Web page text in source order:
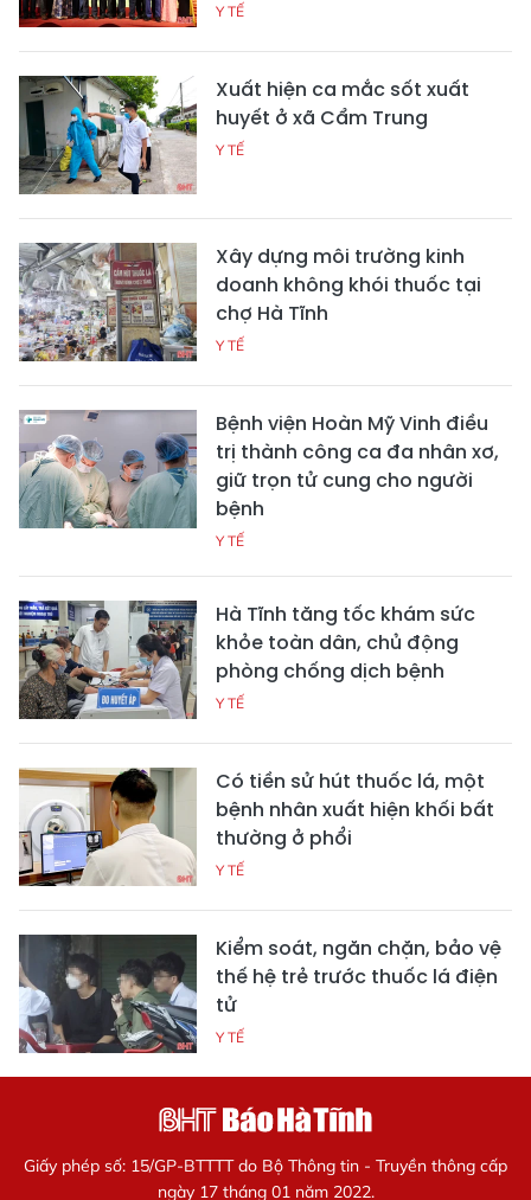
Y TẾ
Xuất hiện ca mắc sốt xuất
huyết ở xã Cẩm Trung
Y TẾ
Xây dựng môi trường kinh
doanh không khói thuốc tại
chợ Hà Tĩnh
Y TẾ
Bệnh viện Hoàn Mỹ Vinh điều
trị thành công ca đa nhân xơ,
giữ trọn tử cung cho người
bệnh
Y TẾ
Hà Tĩnh tăng tốc khám sức
khỏe toàn dân, chủ động
phòng chống dịch bệnh
Y TẾ
Có tiền sử hút thuốc lá, một
bệnh nhân xuất hiện khối bất
thường ở phổi
Y TẾ
Kiểm soát, ngăn chặn, bảo vệ
thế hệ trẻ trước thuốc lá điện
tử
Y TẾ
Giấy phép số: 15/GP-BTTTT do Bộ Thông tin - Truyền thông cấp
ngày 17 tháng 01 năm 2022.